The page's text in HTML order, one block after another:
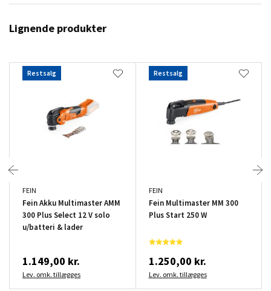
Lignende produkter
Restsalg
FEIN
Fein Akku Multimaster AMM
300 Plus Select 12 V solo
u/batteri & lader
1.149,00 kr.
Lev. omk. tillægges
Restsalg
FEIN
Fein Multimaster MM 300
Plus Start 250 W
1.250,00 kr.
Lev. omk. tillægges